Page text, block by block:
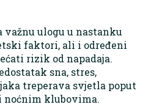
važnu ulogu u nastanku
faktori, ali i određeni
rizik od napadaja.
sna, stres,
treperava svjetla poput
klubovima.